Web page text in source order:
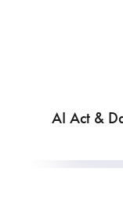
AI Act &